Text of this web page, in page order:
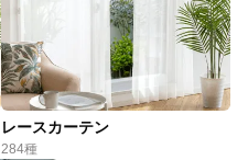
レースカーテン
284種